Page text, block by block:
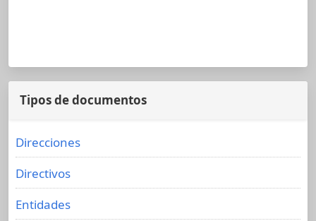
Tipos de documentos
Direcciones
Directivos
Entidades